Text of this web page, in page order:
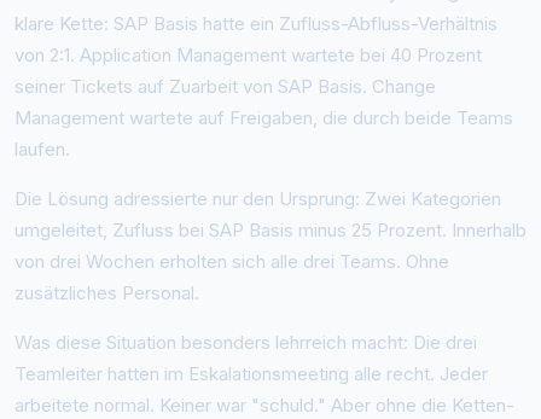
klare Kette: SAP Basis hatte ein Zufluss-Abfluss-Verhältnis
von 2:1. Application Management wartete bei 40 Prozent
seiner Tickets auf Zuarbeit von SAP Basis. Change
Management wartete auf Freigaben, die durch beide Teams
laufen.
Die Lösung adressierte nur den Ursprung: Zwei Kategorien
umgeleitet, Zufluss bei SAP Basis minus 25 Prozent. Innerhalb
von drei Wochen erholten sich alle drei Teams. Ohne
zusätzliches Personal.
Was diese Situation besonders lehrreich macht: Die drei
Teamleiter hatten im Eskalationsmeeting alle recht. Jeder
arbeitete normal. Keiner war "schuld." Aber ohne die Ketten-